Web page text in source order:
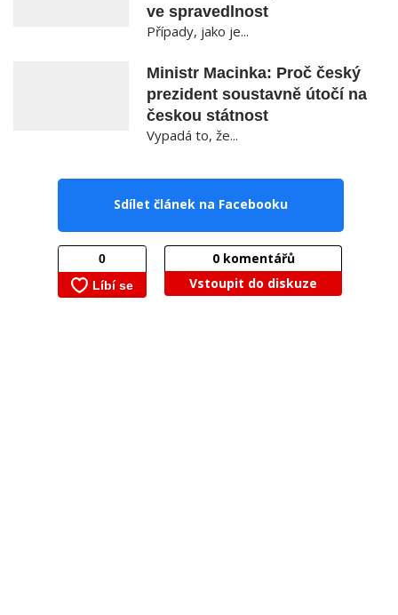
ve spravedlnost
Případy, jako je...
Ministr Macinka: Proč český
prezident soustavně útočí na
českou státnost
Vypadá to, že...
Sdílet článek na Facebooku
0komentářů
Vstoupit do diskuze